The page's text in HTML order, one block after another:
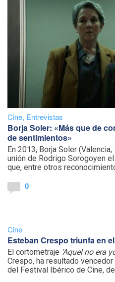
Cine, Entrevistas
Borja Soler: «Más que de
de sentimientos»
En 2013, Borja Soler
unión de Rodrigo Sorogoyen
que, entre otros
0
Cine
Esteban Crespo triunfa en
El cortometraje ‘Aquel no era
Crespo, ha resultado
del Festival Ibérico de Cine,